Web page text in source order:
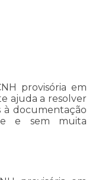
provisória em
ajuda a resolver
à documentação
e sem muita